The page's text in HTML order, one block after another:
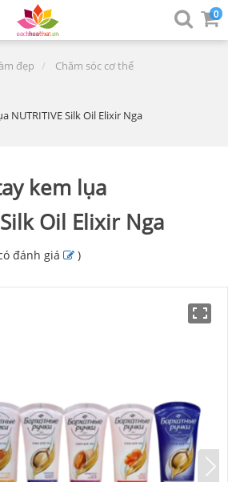
0
đẹp
Chăm sóc cơ thể
NUTRITIVE Silk Oil Elixir Nga
kem lụa
Silk Oil Elixir Nga
đánh giá )